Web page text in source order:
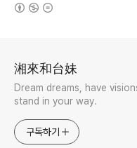
湘來和台妹
Dream dreams, have
stand in your way.
구독하기